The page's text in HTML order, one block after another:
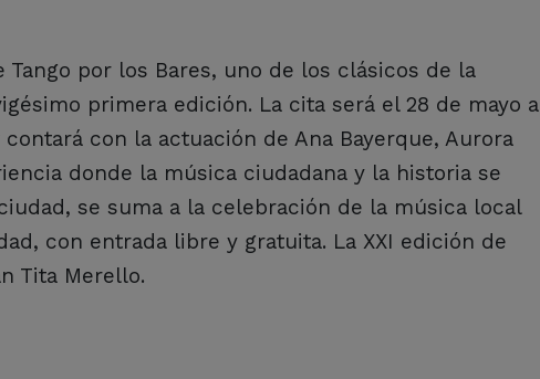
por los Bares, uno de los clásicos de la
primera edición. La cita será el 28 de mayo a
con la actuación de Ana Bayerque, Aurora
donde la música ciudadana y la historia se
se suma a la celebración de la música local
con entrada libre y gratuita. La XXI edición de
Tita Merello.